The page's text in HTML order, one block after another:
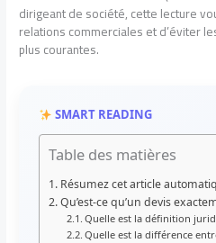
dirigeant de société, cette lecture
relations commerciales et d’éviter
plus courantes.
SMART READING
Table des matières
Résumez cet article
Qu’est-ce qu’un devis
Quelle est la définition
Quelle est la différence